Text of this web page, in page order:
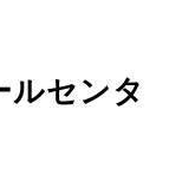
ルセンタ